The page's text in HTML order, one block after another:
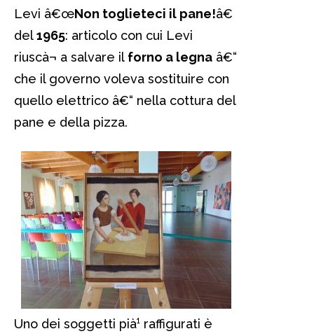
Levi â€œNon toglieteci il pane!â€
del1965: articolo con cui Levi
riuscà¬ a salvare il forno a legna â€“
che il governo voleva sostituire con
quello elettrico â€“ nella cottura del
pane e della pizza.
Uno dei soggetti pià¹ raffigurati è